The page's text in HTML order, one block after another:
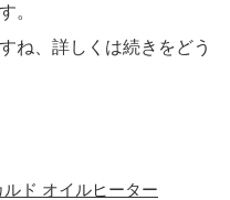
。
ね、詳しくは続きをどう
ド オイルヒーター